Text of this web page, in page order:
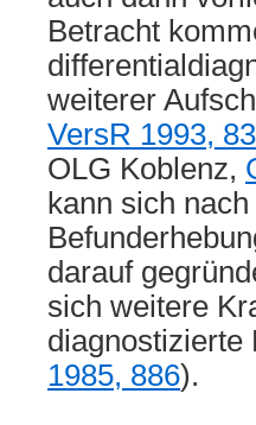
Betracht
weiterer
VersR 1993,
OLG Koblenz,
kann sich
darauf
sich weitere
1985, 886).